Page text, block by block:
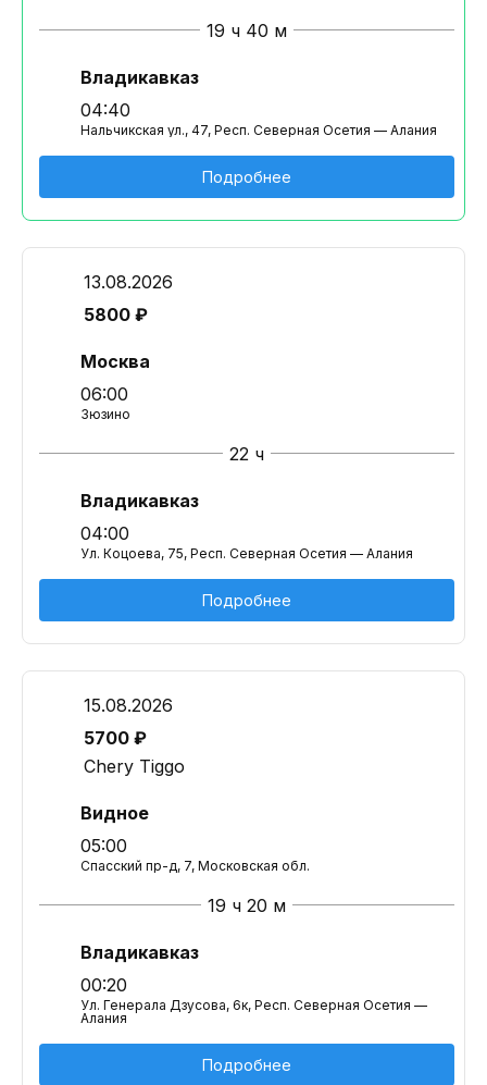
19 ч 40 м
Владикавказ
04:40
Нальчикская ул., 47, Респ. Северная Осетия — Алания
Подробнее
13.08.2026
5800 ₽
Москва
06:00
Зюзино
22 ч
Владикавказ
04:00
Ул. Коцоева, 75, Респ. Северная Осетия — Алания
Подробнее
15.08.2026
5700 ₽
Chery Tiggo
Видное
05:00
Спасский пр-д, 7, Московская обл.
19 ч 20 м
Владикавказ
00:20
Ул. Генерала Дзусова, 6к, Респ. Северная Осетия —
Алания
Подробнее